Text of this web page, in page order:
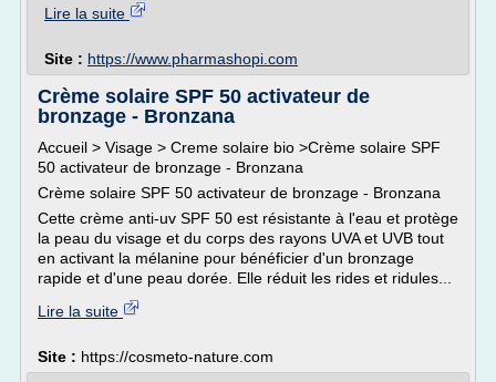
Lire la suite
Site : https://www.pharmashopi.com
Crème solaire SPF 50 activateur de
bronzage - Bronzana
Accueil > Visage > Creme solaire bio >Crème solaire SPF
50 activateur de bronzage - Bronzana
Crème solaire SPF 50 activateur de bronzage - Bronzana
Cette crème anti-uv SPF 50 est résistante à l'eau et protège
la peau du visage et du corps des rayons UVA et UVB tout
en activant la mélanine pour bénéficier d'un bronzage
rapide et d'une peau dorée. Elle réduit les rides et ridules...
Lire la suite
Site : https://cosmeto-nature.com